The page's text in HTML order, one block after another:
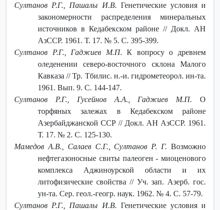
Султанов Р.Г., Пашалы И.В. Генетические условия и
закономерности распределения минеральных
источников в Кедабекском районе // Докл. АН
АзССР. 1961. Т. 17. № 5. С. 395-399.
Султанов Р.Г., Гаджиев М.П. К вопросу о древнем
оледенении северо-восточного склона Малого
Кавказа // Тр. Тбилис. н.-и. гидрометеорол. ин-та.
1961. Вып. 9. С. 144-147.
Султанов Р.Г., Гусейнов А.А., Гаджиев М.П. О
торфяных залежах в Кедабекском районе
Азербайджанской ССР // Докл. АН АзССР. 1961.
Т. 17. № 2. С. 125-130.
Мамедов А.В., Салаев С.Г., Султанов Р. Г. Возможно
нефтегазоносные свиты палеоген - миоценового
комплекса Аджиноурской области и их
литофизические свойства // Уч. зап. Азерб. гос.
ун-та. Сер. геол.-геогр. наук. 1962. № 4. С. 57-79.
Султанов Р.Г., Пашалы И.В. Генетические условия и